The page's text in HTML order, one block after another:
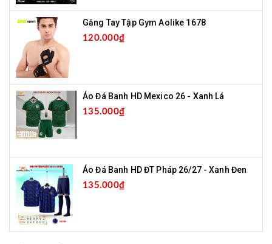
Găng Tay Tập Gym Aolike 1678
120.000₫
Áo Đá Banh HD Mexico 26 - Xanh Lá
135.000₫
Áo Đá Banh HD ĐT Pháp 26/27 - Xanh Đen
135.000₫